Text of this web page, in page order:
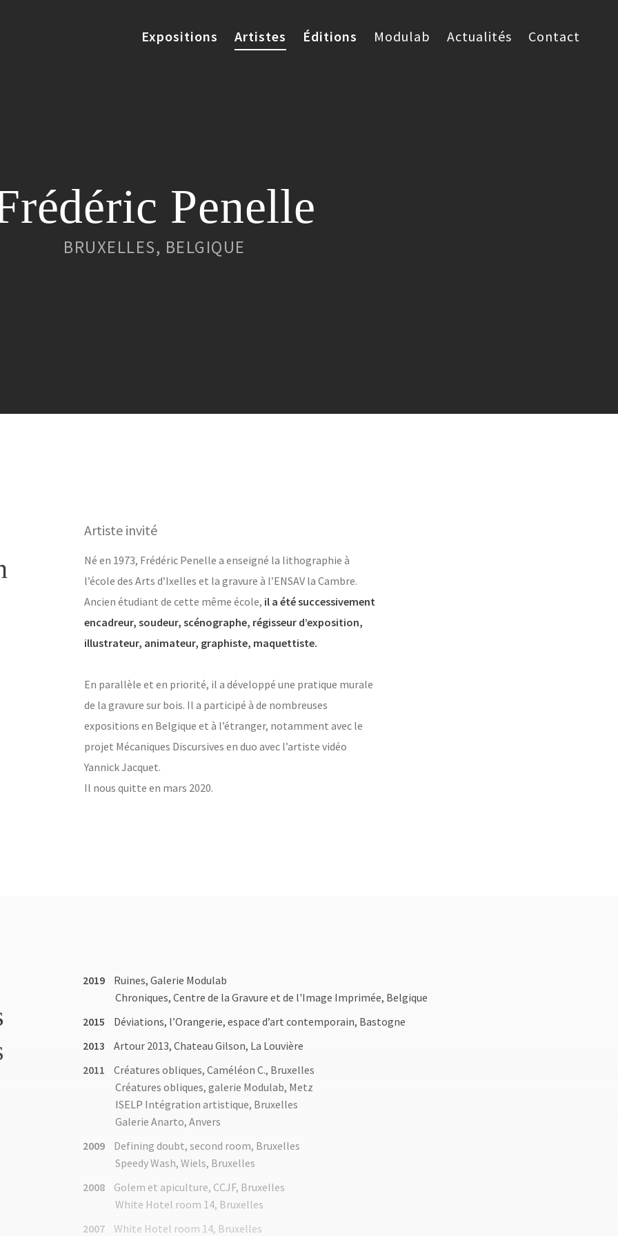
Expositions Artistes Éditions Modulab Actualités Contact
Penelle
BRUXELLES, BELGIQUE
Artiste invité
Né en 1973, Frédéric Penelle a enseigné la lithographie à
l’école des Arts d’Ixelles et la gravure à l’ENSAV la Cambre.
Ancien étudiant de cette même école, il a été successivement
encadreur, soudeur, scénographe, régisseur d’exposition,
illustrateur, animateur, graphiste, maquettiste.
En parallèle et en priorité, il a développé une pratique murale
de la gravure sur bois. Il a participé à de nombreuses
expositions en Belgique et à l’étranger, notamment avec le
projet Mécaniques Discursives en duo avec l’artiste vidéo
Yannick Jacquet.
Il nous quitte en mars 2020.
2019
Ruines, Galerie Modulab
Chroniques, Centre de la Gravure et de l'Image Imprimée, Belgique
2015
Déviations, l’Orangerie, espace d’art contemporain, Bastogne
2013
Artour 2013, Chateau Gilson, La Louvière
2011
Créatures obliques, Caméléon C., Bruxelles
Créatures obliques, galerie Modulab, Metz
ISELP Intégration artistique, Bruxelles
Galerie Anarto, Anvers
2009
Defining doubt, second room, Bruxelles
Speedy Wash, Wiels, Bruxelles
2008
Golem et apiculture, CCJF, Bruxelles
White Hotel room 14, Bruxelles
2007
White Hotel room 14, Bruxelles